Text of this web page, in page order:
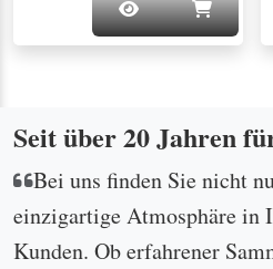
Seit über 20 Jahren
Bei uns finden Sie nicht
einzigartige Atmosphäre in
Kunden. Ob erfahrener